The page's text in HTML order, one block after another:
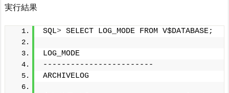
実行結果
SQL> SELECT LOG_MODE FROM V$DATABASE;
LOG_MODE
------------------------
ARCHIVELOG